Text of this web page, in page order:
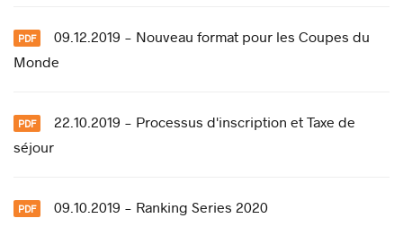
09.12.2019 - Nouveau format pour les Coupes du
Monde
22.10.2019 - Processus d'inscription et Taxe de
séjour
09.10.2019 - Ranking Series 2020